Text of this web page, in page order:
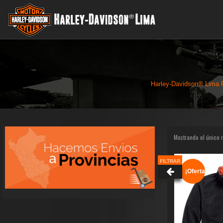
Harley-Davidson® Lima
FILTRAR
Mostrando el único
¡Oferta!